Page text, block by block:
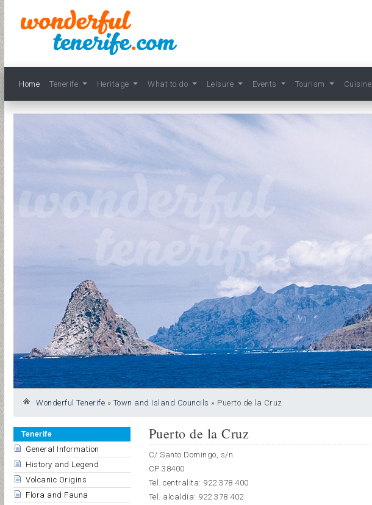
Home Tenerife Heritage What to do Leisure Events Tourism Cuisine
Wonderful Tenerife » Town and Island Councils » Puerto de la Cruz
Tenerife
General Information
History and Legend
Volcanic Origins
Flora and Fauna
Puerto de la Cruz
C/ Santo Domingo, s/n
CP 38400
Tel. centralita: 922 378 400
Tel. alcaldía: 922 378 402